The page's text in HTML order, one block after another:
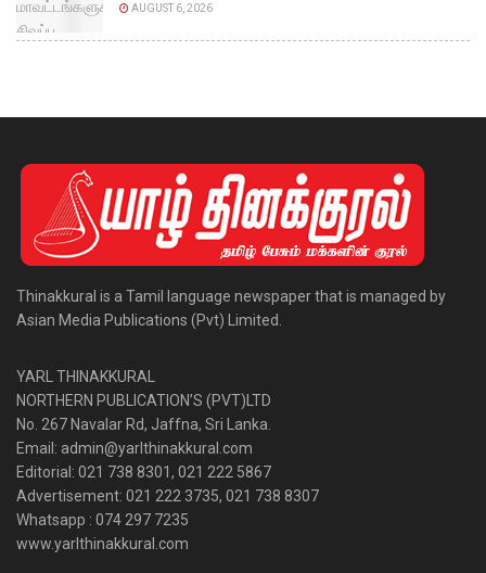
AUGUST 6, 2026
Thinakkural is a Tamil language newspaper that is managed by
Asian Media Publications (Pvt) Limited.
YARL THINAKKURAL
NORTHERN PUBLICATION’S (PVT)LTD
No. 267 Navalar Rd, Jaffna, Sri Lanka.
Email: admin@yarlthinakkural.com
Editorial: 021 738 8301, 021 222 5867
Advertisement: 021 222 3735, 021 738 8307
Whatsapp : 074 297 7235
www.yarlthinakkural.com